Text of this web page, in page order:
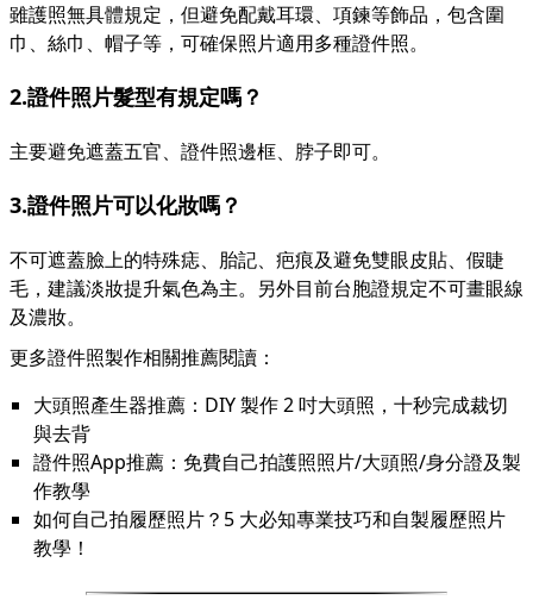
雖護照無具體規定，但避免配戴耳環、項鍊等飾品，包含圍
巾、絲巾、帽子等，可確保照片適用多種證件照。
2.證件照片髮型有規定嗎？
主要避免遮蓋五官、證件照邊框、脖子即可。
3.證件照片可以化妝嗎？
不可遮蓋臉上的特殊痣、胎記、疤痕及避免雙眼皮貼、假睫
毛，建議淡妝提升氣色為主。另外目前台胞證規定不可畫眼線
及濃妝。
更多證件照製作相關推薦閱讀：
大頭照產生器推薦：DIY 製作 2 吋大頭照，十秒完成裁切
與去背
證件照App推薦：免費自己拍護照照片/大頭照/身分證及製
作教學
如何自己拍履歷照片？5 大必知專業技巧和自製履歷照片
教學！